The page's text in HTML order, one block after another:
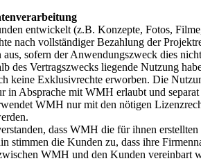
entwickelt (z.B. Konzepte, Fotos,
nach vollständiger Bezahlung der
sofern der Anwendungszweck dies
des Vertragszwecks liegende Nutzung
keine Exklusivrechte erworben. Die
in Absprache mit WMH erlaubt und separat
WMH nur mit den nötigen
dass WMH die für ihnen
stimmen die Kunden zu, dass ihre
WMH und den Kunden vereinbart